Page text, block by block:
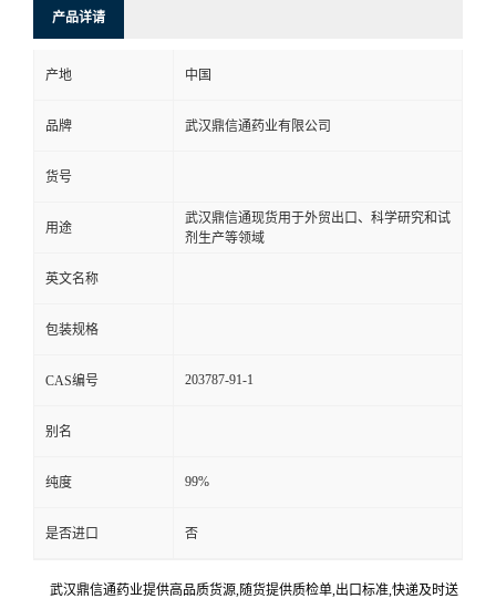
产品详请
产地 中国
品牌 武汉鼎信通药业有限公司
货号
用途
武汉鼎信通现货用于外贸出口、科学研究和试
剂生产等领域
英文名称
包装规格
CAS编号 203787-91-1
别名
纯度 99%
是否进口 否
武汉鼎信通药业提供高品质货源,随货提供质检单,出口标准,快递及时送